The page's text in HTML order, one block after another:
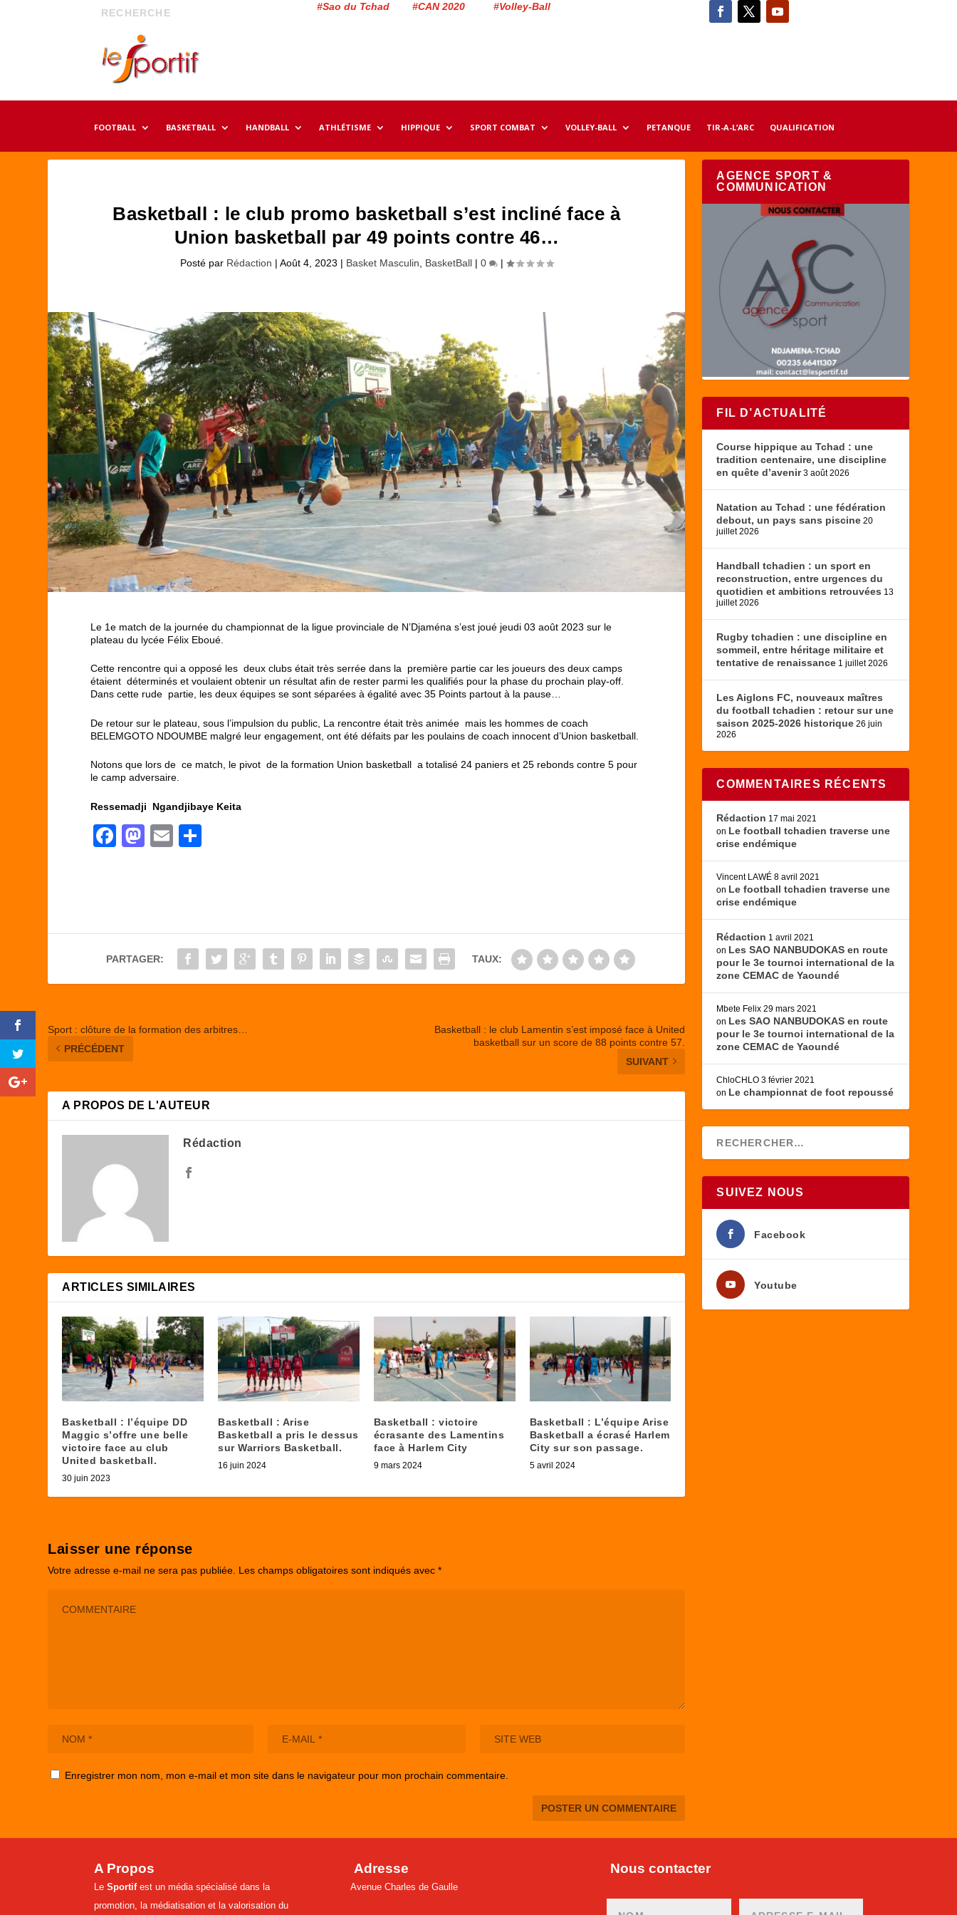
#Sao du Tchad #CAN 2020 #Volley-Ball
FOOTBALL BASKETBALL HANDBALL ATHLÉTISME HIPPIQUE SPORT COMBAT VOLLEY-BALL PETANQUE TIR-A-L’ARC QUALIFICATION
Basketball : le club promo basketball s’est incliné face à
Union basketball par 49 points contre 46…
Posté par Rédaction | Août 4, 2023 | Basket Masculin BasketBall| 0 |
Le 1e match de la journée du championnat de la ligue provinciale de N’Djaména s’est joué jeudi 03 août 2023 sur le
plateau du lycée Félix Eboué.
Cette rencontre qui a opposé les deux clubs était très serrée dans la première partie car les joueurs des deux camps
étaient déterminés et voulaient obtenir un résultat afin de rester parmi les qualifiés pour la phase du prochain play-off.
Dans cette rude partie, les deux équipes se sont séparées à égalité avec 35 Points partout à la pause…
De retour sur le plateau, sous l’impulsion du public, La rencontre était très animée mais les hommes de coach
BELEMGOTO NDOUMBE malgré leur engagement, ont été défaits par les poulains de coach innocent d’Union basketball.
Notons que lors de ce match, le pivot de la formation Union basketball a totalisé 24 paniers et 25 rebonds contre 5 pour
le camp adversaire.
Ressemadji Ngandjibaye Keita
F
b
o
M
d
o
E
er
PARTAGER: TAUX:
Sport : clôture de la formation des arbitres…
PRÉCÉDENT
Basketball : le club Lamentin s’est imposé face à United
basketball sur un score de 88 points contre 57.
SUIVANT
A PROPOS DE L'AUTEUR
Rédaction
ARTICLES SIMILAIRES
Basketball : l’équipe DD
Maggic s’offre une belle
victoire face au club
United basketball.
30 juin 2023
Basketball : Arise
Basketball a pris le dessus
sur Warriors Basketball.
16 juin 2024
Basketball : victoire
écrasante des Lamentins
face à Harlem City
9 mars 2024
Basketball : L’équipe Arise
Basketball a écrasé Harlem
City sur son passage.
5 avril 2024
Laisser une réponse
Votre adresse e-mail ne sera pas publiée. Les champs obligatoires sont indiqués avec*
Enregistrer mon nom, mon e-mail et mon site dans le navigateur pour mon prochain commentaire.
AGENCE SPORT &
COMMUNICATION
FIL D’ACTUALITÉ
Course hippique au Tchad : une
tradition centenaire, une discipline
en quête d’avenir 3 août 2026
Natation au Tchad : une fédération
debout, un pays sans piscine 20
juillet 2026
Handball tchadien : un sport en
reconstruction, entre urgences du
quotidien et ambitions retrouvées 13
juillet 2026
Rugby tchadien : une discipline en
sommeil, entre héritage militaire et
tentative de renaissance 1 juillet 2026
Les Aiglons FC, nouveaux maîtres
du football tchadien : retour sur une
saison 2025-2026 historique 26 juin
2026
COMMENTAIRES RÉCENTS
Rédaction 17 mai 2021
on Le football tchadien traverse une
crise endémique
Vincent LAWÉ 8 avril 2021
on Le football tchadien traverse une
crise endémique
Rédaction 1 avril 2021
on Les SAO NANBUDOKAS en route
pour le 3e tournoi international de la
zone CEMAC de Yaoundé
Mbete Felix 29 mars 2021
on Les SAO NANBUDOKAS en route
pour le 3e tournoi international de la
zone CEMAC de Yaoundé
ChloCHLO 3 février 2021
on Le championnat de foot repoussé
SUIVEZ NOUS
Facebook
Youtube
A Propos
Le Sportifest un média spécialisé dans la
promotion, la médiatisation et la valorisation du
Adresse
Avenue Charles de Gaulle
Nous contacter